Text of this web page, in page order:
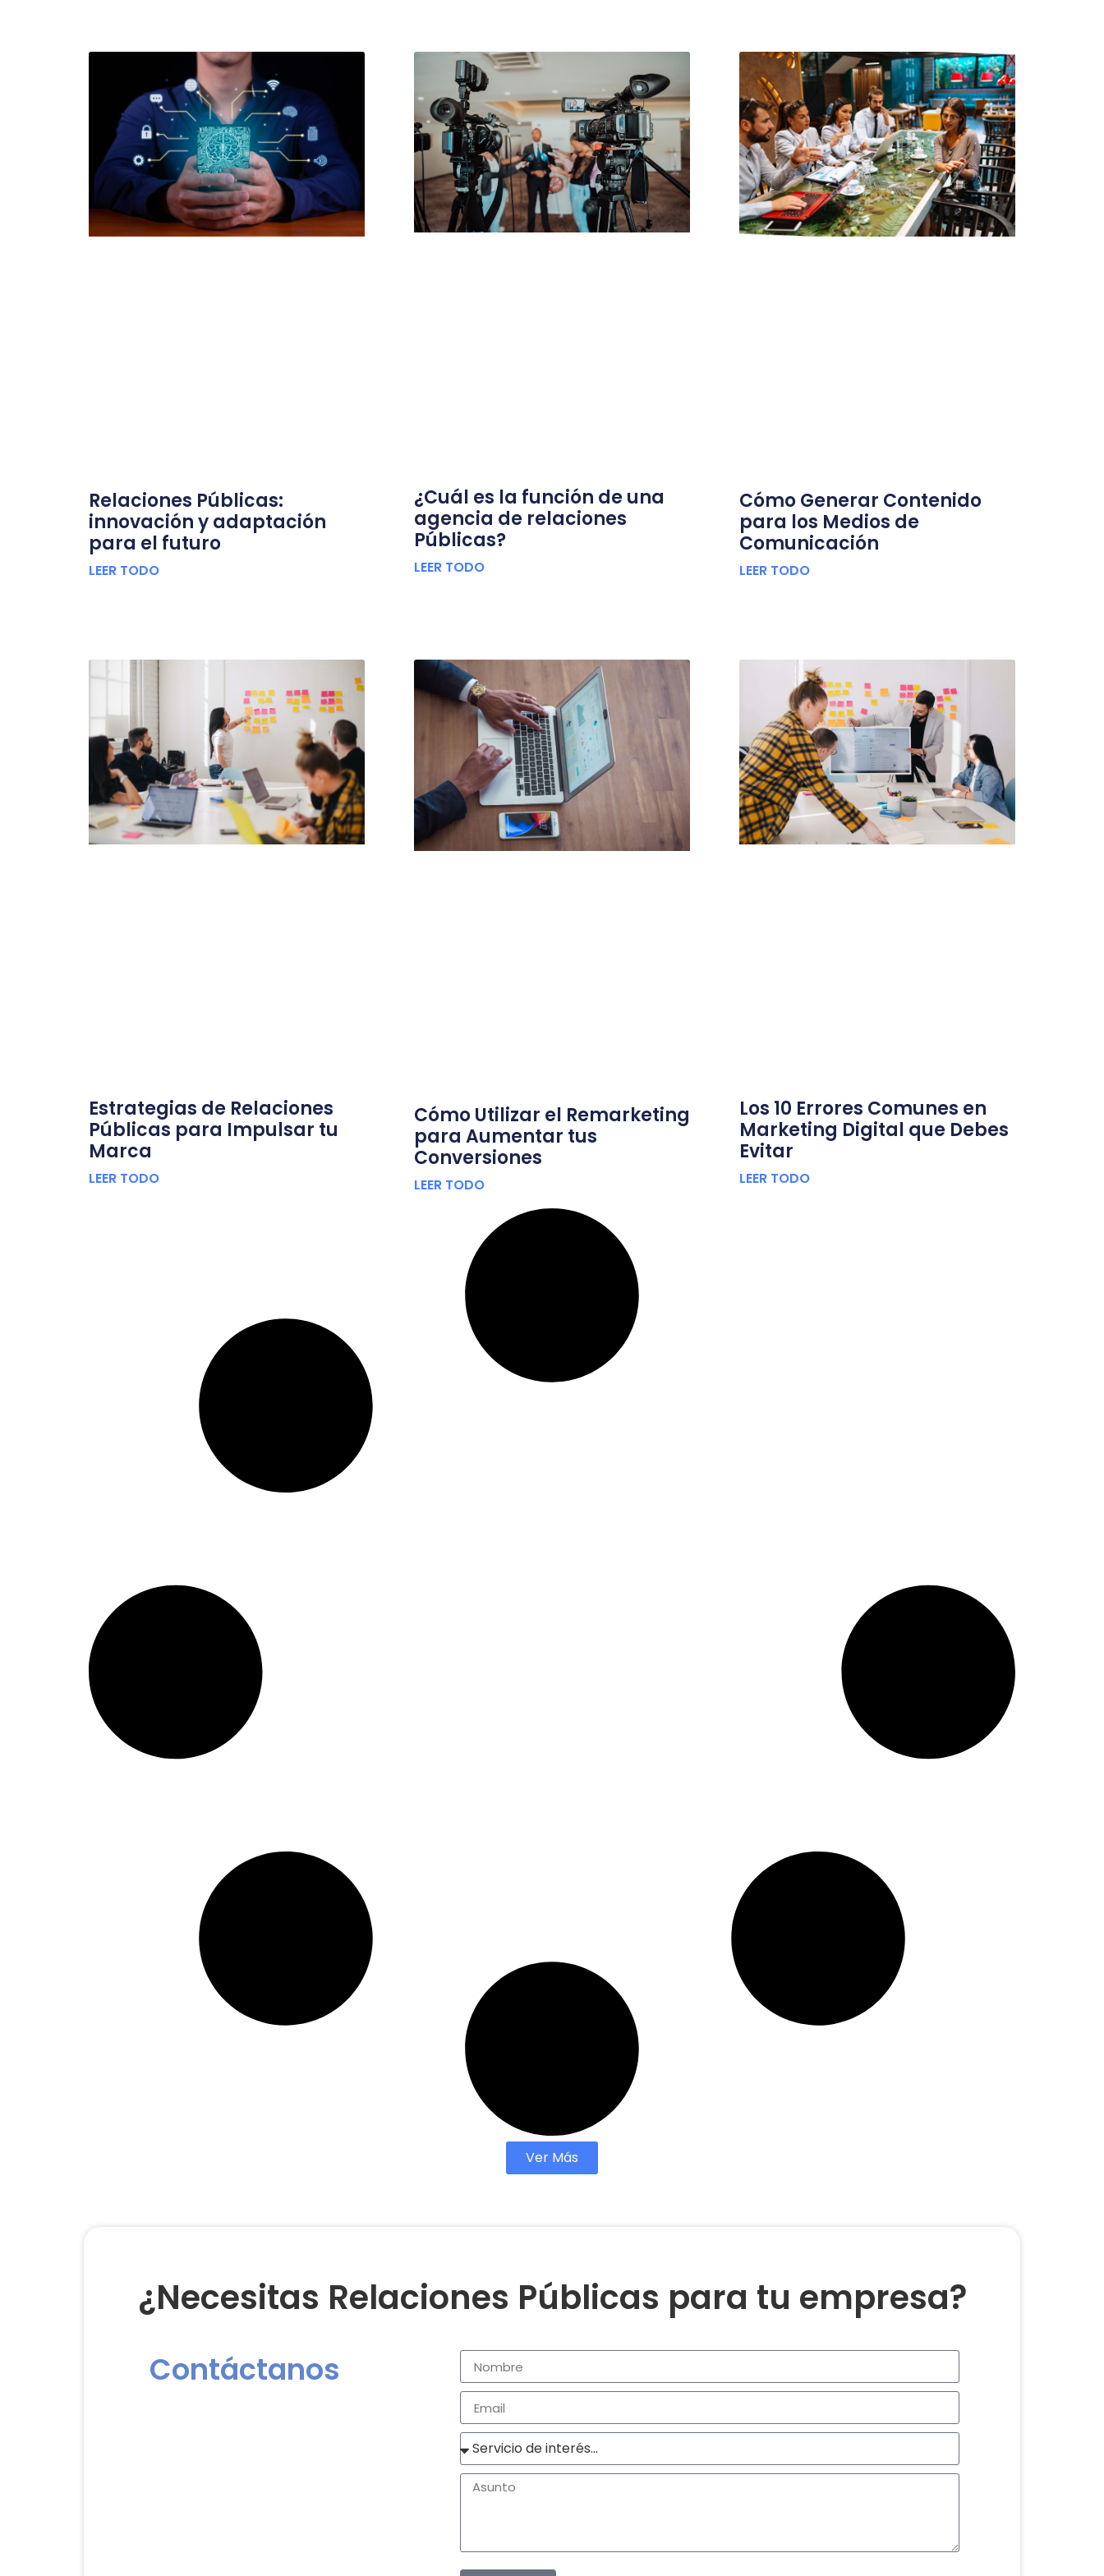
Relaciones Públicas:
innovación y adaptación
para el futuro
LEER TODO
¿Cuál es la función de una
agencia de relaciones
Públicas?
LEER TODO
Cómo Generar Contenido
para los Medios de
Comunicación
LEER TODO
Estrategias de Relaciones
Públicas para Impulsar tu
Marca
LEER TODO
Cómo Utilizar el Remarketing
para Aumentar tus
Conversiones
LEER TODO
Los 10 Errores Comunes en
Marketing Digital que Debes
Evitar
LEER TODO
Ver Más
¿Necesitas Relaciones Públicas para tu empresa?
Contáctanos